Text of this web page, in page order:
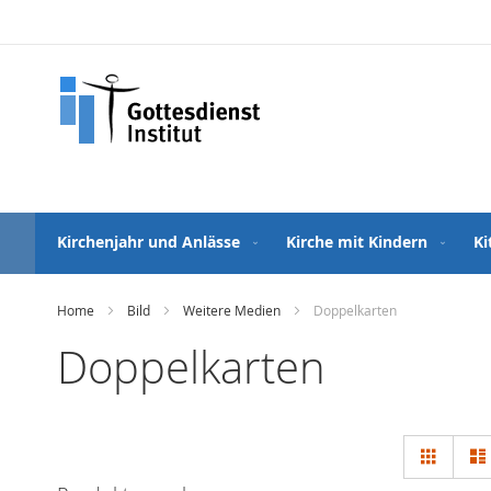
Kirchenjahr und Anlässe Kirche mit Kindern
Home Bild Weitere Medien Doppelkarten
Doppelkarten
als
Raster